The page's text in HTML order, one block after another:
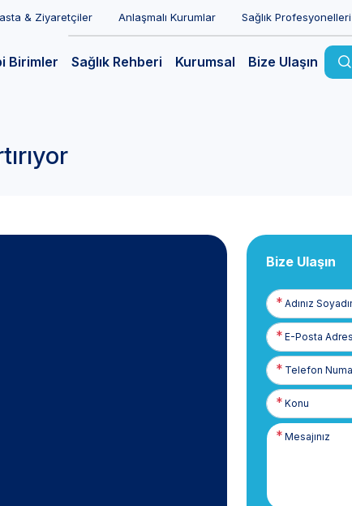
& Ziyaretçiler Anlaşmalı Kurumlar Sağlık Profesyonelleri
Birimler Sağlık Rehberi Kurumsal Bize Ulaşın
Bize Ulaşın
Adınız
Soyadınız
E-
Posta
Telefon
Numaranız